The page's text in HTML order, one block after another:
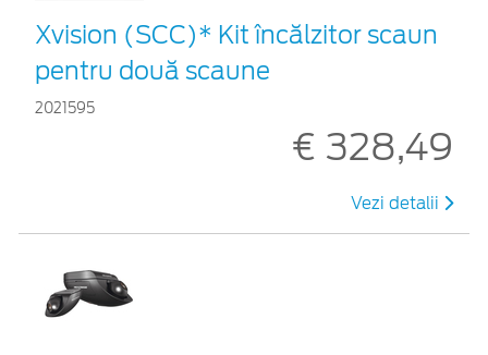
Xvision (SCC)* Kit încălzitor scaun
pentru două scaune
2021595
€ 328,49
Vezi detalii